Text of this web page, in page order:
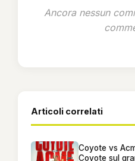
Ancora nessun
Articoli correlati
Coyote vs
Coyote sul